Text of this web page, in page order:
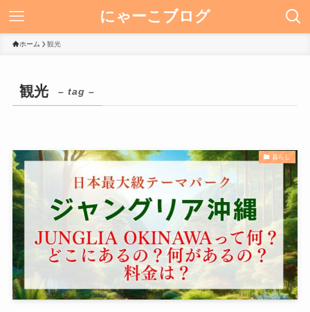
にゃーこブログ
ホーム 観光
観光 – tag –
暮らし